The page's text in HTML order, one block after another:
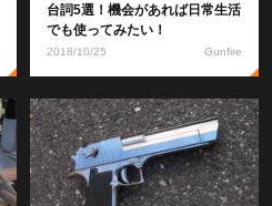
台詞5選！機会があれば日常生活
でも使ってみたい！
2018/10/25 Gunfire